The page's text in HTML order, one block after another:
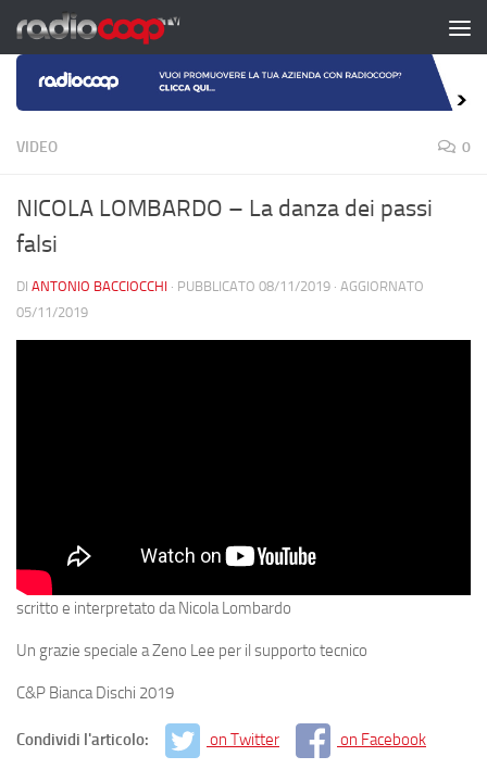
Salta al contenuto
VIDEO 0
NICOLA LOMBARDO – La danza dei passi
falsi
DI ANTONIO BACCIOCCHI · PUBBLICATO 08/11/2019 · AGGIORNATO
05/11/2019
scritto e interpretato da Nicola Lombardo
Un grazie speciale a Zeno Lee per il supporto tecnico
C&P Bianca Dischi 2019
Condividi l'articolo: on Twitter on Facebook